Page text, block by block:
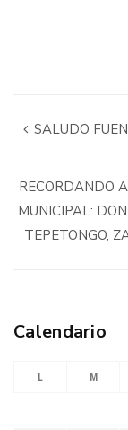
SALUDO
RECORDANDO
MUNICIPAL:
TEPETONGO,
Calendario
L M